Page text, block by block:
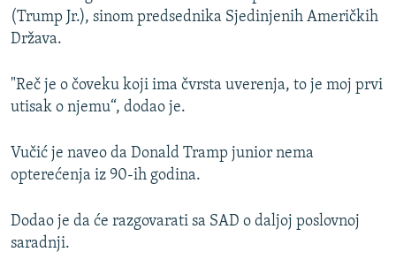
(Trump Jr.), sinom predsednika Sjedinjenih Američkih
Država.
"Reč je o čoveku koji ima čvrsta uverenja, to je moj prvi
utisak o njemu“, dodao je.
Vučić je naveo da Donald Tramp junior nema
opterećenja iz 90-ih godina.
Dodao je da će razgovarati sa SAD o daljoj poslovnoj
saradnji.